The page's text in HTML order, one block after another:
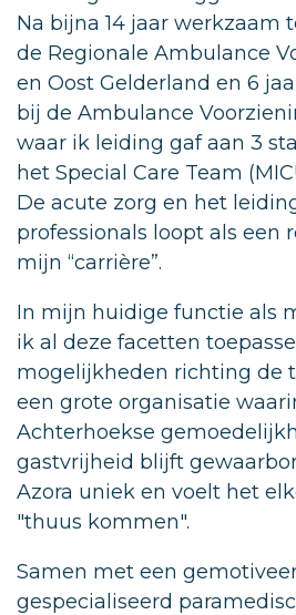
Na bijna 14 jaar werkzaam
de Regionale Ambulance
en Oost Gelderland en 6
bij de Ambulance
waar ik leiding gaf aan 3
het Special Care Team
De acute zorg en het
professionals loopt als een
mijn “carrière”.
In mijn huidige functie als
ik al deze facetten
mogelijkheden richting de
een grote organisatie
Achterhoekse
gastvrijheid blijft
Azora uniek en voelt het
"thuus kommen".
Samen met een
gespecialiseerd